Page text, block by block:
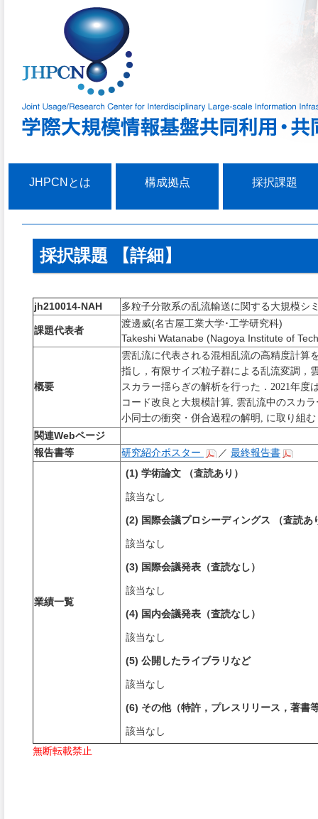
JHPCNとは 構成拠点 採択課題
採択課題 【詳細】
jh210014-NAH 多粒子分散系の乱流輸送に関する大規模シ
課題代表者
渡邊威(名古屋工業大学･工学研究科)
Takeshi Watanabe (Nagoya Institute of
概要
雲乱流に代表される混相乱流の高精度計算
指し，有限サイズ粒子群による乱流変調，
スカラー揺らぎの解析を行った． 2021年度
コード改良 と大規模計算, 雲乱流中のスカ
小同士の衝突・併合過程の解明, に取り組む
関連Webページ
報告書等
研究紹介ポスター ／ 最終報告書
業績一覧
(1) 学術論文 （査読あり）
該当なし
(2) 国際会議プロシーディングス （査読あ
該当なし
(3) 国際会議発表（査読なし）
該当なし
(4) 国内会議発表（査読なし）
該当なし
(5) 公開したライブラリなど
該当なし
(6) その他（特許，プレスリリース，著書
該当なし
無断転載禁止